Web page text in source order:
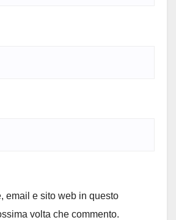
email e sito web in questo
volta che commento.